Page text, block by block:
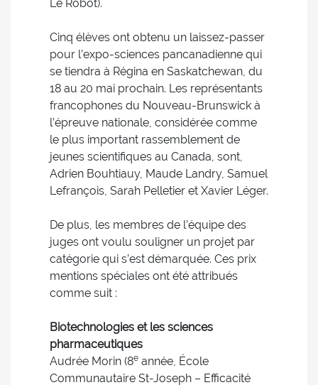
Le Robot).
Cinq élèves ont obtenu un laissez-passer
pour l’expo-sciences pancanadienne qui
se tiendra à Régina en Saskatchewan, du
18 au 20 mai prochain. Les représentants
francophones du Nouveau-Brunswick à
l’épreuve nationale, considérée comme
le plus important rassemblement de
jeunes scientifiques au Canada, sont,
Adrien Bouhtiauy, Maude Landry, Samuel
Lefrançois, Sarah Pelletier et Xavier Léger.
De plus, les membres de l’équipe des
juges ont voulu souligner un projet par
catégorie qui s’est démarquée. Ces prix
mentions spéciales ont été attribués
comme suit :
Biotechnologies et les sciences
pharmaceutiques
Audrée Morin (8e année, École
Communautaire St-Joseph – Efficacité